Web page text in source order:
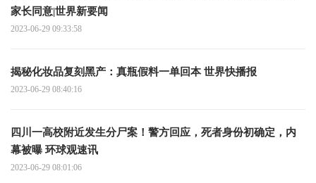
家长同意|世界新要闻
2023-06-29 09:33:58
揭秘化妆品复刻黑产：真瓶假料一单回本 世界快播报
2023-06-29 08:40:16
四川一高校附近发生分尸案！警方回应，死者身份初确定，内
幕被曝 环球观速讯
2023-06-29 08:01:06